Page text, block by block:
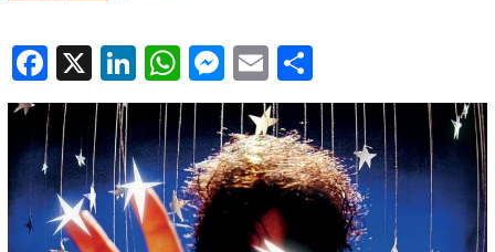
Facebook
X LinkedIn
WhatsApp
Messenger
EmailPartager